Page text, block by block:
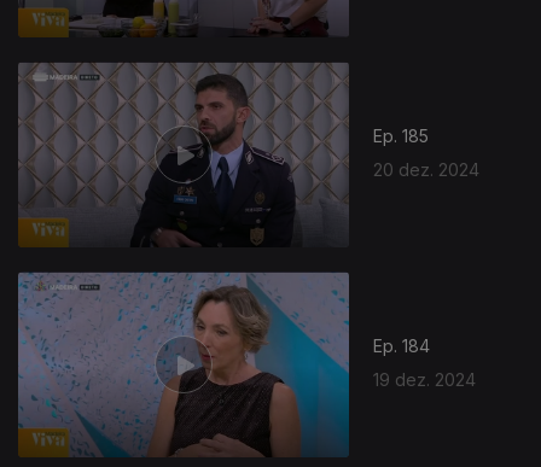
Ep. 185
20 dez. 2024
Ep. 184
19 dez. 2024